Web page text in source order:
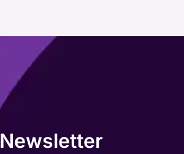
Newsletter